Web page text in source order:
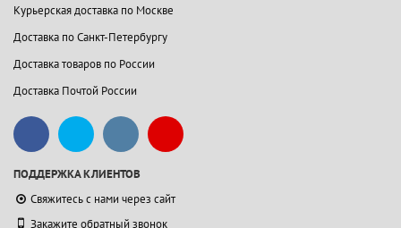
Курьерская доставка по Москве
Доставка по Санкт-Петербургу
Доставка товаров по России
Доставка Почтой России
ПОДДЕРЖКА КЛИЕНТОВ
Свяжитесь с нами через сайт
Закажите обратный звонок